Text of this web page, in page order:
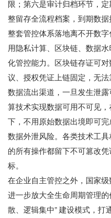
限；第六是审计归档环节，
整留存全流程档案，到期数据
整套管控体系落地离不开数
用隐私计算、区块链、数据
化管控能力。区块链存证可
议、授权凭证上链固定，无
数据流出渠道，一旦发生泄
算技术实现数据可用不可见
下，不用原始数据出境即可
数据外泄风险。各类技术工
的所有操作都留下不可篡改
标。
在企业自主管控之外，国家
进一步放大全生命周期管理
散、逻辑集中” 建设模式，打